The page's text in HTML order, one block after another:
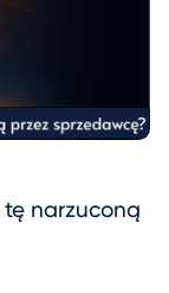
narzuconą